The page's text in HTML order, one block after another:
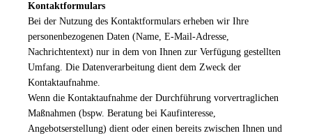
Kontaktformulars
Bei der Nutzung des Kontaktformulars erheben wir Ihre
personenbezogenen Daten (Name, E-Mail-Adresse,
Nachrichtentext) nur in dem von Ihnen zur Verfügung gestellten
Umfang. Die Datenverarbeitung dient dem Zweck der
Kontaktaufnahme.
Wenn die Kontaktaufnahme der Durchführung vorvertraglichen
Maßnahmen (bspw. Beratung bei Kaufinteresse,
Angebotserstellung) dient oder einen bereits zwischen Ihnen und